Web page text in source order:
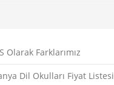
Olarak Farklarımız
Dil Okulları Fiyat Listesi